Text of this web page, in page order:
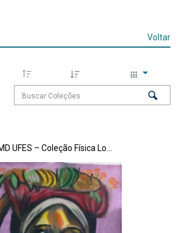
Voltar
GT-TMD UFES – Coleção Física Local